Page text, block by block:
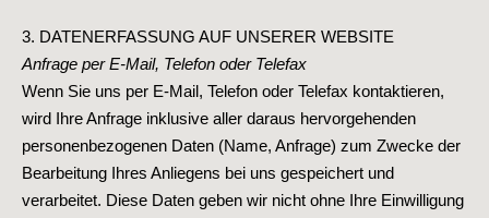
3. DATENERFASSUNG AUF UNSERER WEBSITE
Anfrage per E-Mail, Telefon oder Telefax
Wenn Sie uns per E-Mail, Telefon oder Telefax kontaktieren,
wird Ihre Anfrage inklusive aller daraus hervorgehenden
personenbezogenen Daten (Name, Anfrage) zum Zwecke der
Bearbeitung Ihres Anliegens bei uns gespeichert und
verarbeitet. Diese Daten geben wir nicht ohne Ihre Einwilligung